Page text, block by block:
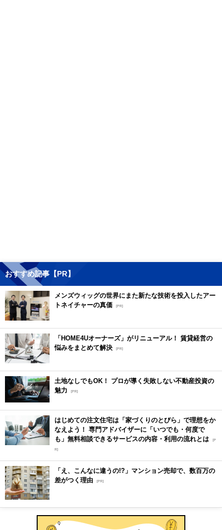
おすすめ記事【PR】
メンズウィッグの世界にまた新たな技術を投入したアー
トネイチャーの真価 [PR]
「HOME4Uオーナーズ」がリニューアル！ 賃貸経営の
悩みをまとめて解決 [PR]
土地なしでもOK！ プロが導く失敗しない不動産投資の
魅力
[PR]
はじめての注文住宅は「家づくりのとびら」で理想をか
なえよう！ 専門アドバイザーに「いつでも・何度で
も」無料相談できるサービスの内容・利用の流れとは [P
R]
「え、こんなに違うの!?」マンション売却で、数百万の
差がつく理由 [PR]